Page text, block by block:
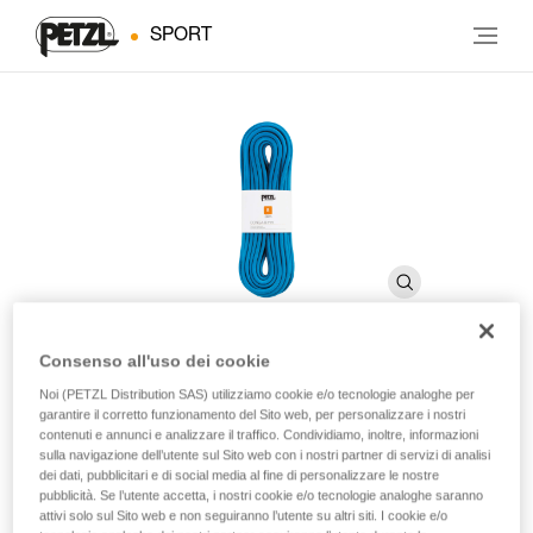
SPORT
CONGA®8 mm
Cordino da 8 mm di diametro per l'installazione di
corrimano in escursionismo
Consenso all'uso dei cookie
Noi (PETZL Distribution SAS) utilizziamo cookie e/o tecnologie analoghe per
garantire il corretto funzionamento del Sito web, per personalizzare i nostri
contenuti e annunci e analizzare il traffico. Condividiamo, inoltre, informazioni
sulla navigazione dell’utente sul Sito web con i nostri partner di servizi di analisi
dei dati, pubblicitari e di social media al fine di personalizzare le nostre
pubblicità. Se l’utente accetta, i nostri cookie e/o tecnologie analoghe saranno
attivi solo sul Sito web e non seguiranno l’utente su altri siti. I cookie e/o